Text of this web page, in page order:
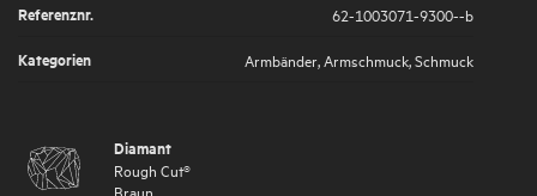
Referenznr.
62-1003071-9300--b
Kategorien
Armbänder Armschmuck Schmuck
Diamant
Rough Cut®
Braun